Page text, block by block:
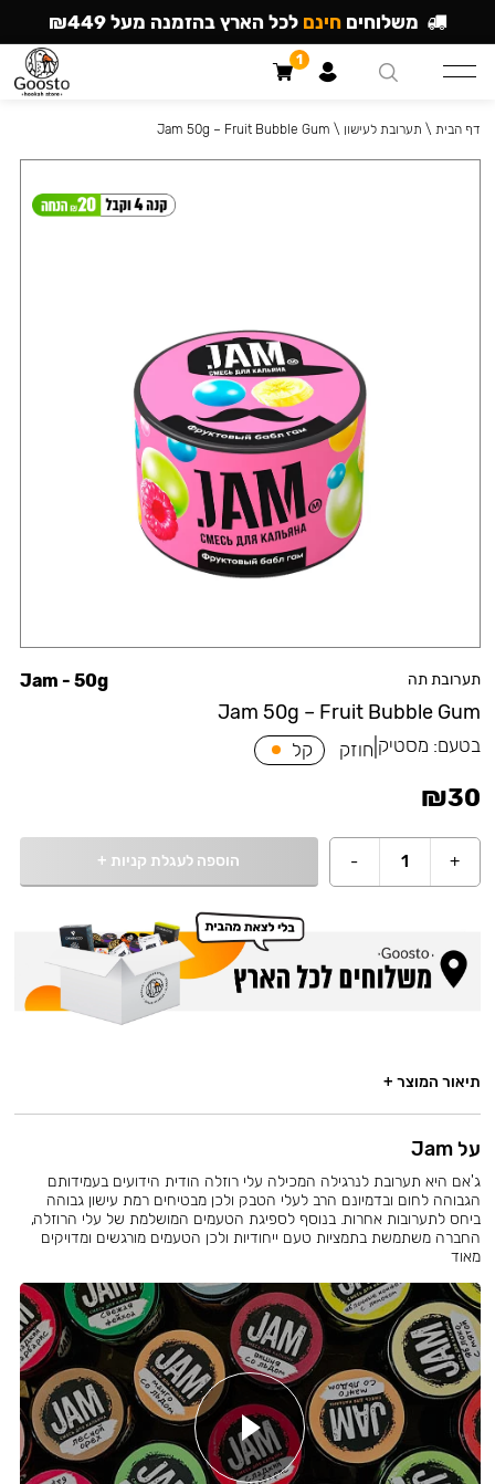
תערובת תה
Jam 50g – Fruit Bubble Gum
Jam - 50g
בטעם: מסטיק חוזק קל
₪30
+
1
- הוספה לעגלת קניות +
דף הבית \ תערובת לעישון \
Jam 50g – Fruit Bubble Gum
תיאור המוצר +
על Jam
ג'אם היא תערובת לנרגילה המכילה עלי רוזלה הודית הידועים בעמידותם
הגבוהה לחום ובדמיונם הרב לעלי הטבק ולכן מבטיחים רמת עישון גבוהה
ביחס לתערובות אחרות. בנוסף לספיגת הטעמים המושלמת של עלי הרוזלה,
החברה משתמשת בתמציות טעם ייחודיות ולכן הטעמים מורגשים ומדויקים
מאוד
משלוחים חינם לכל הארץ בהזמנה מעל ₪449
1